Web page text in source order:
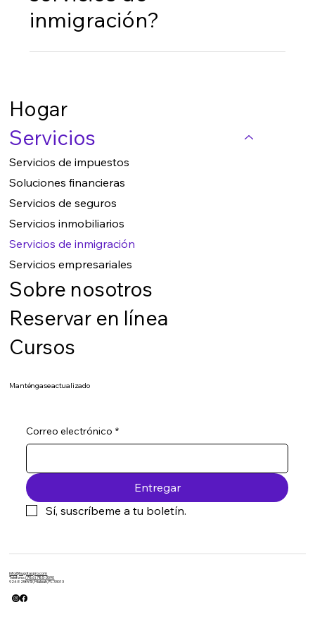
de inmigración.
inmigración?
Nuestros honorarios varían según la
presupuesto detallado durante su consulta.
Hogar
Servicios
Servicios de impuestos
Soluciones financieras
Servicios de seguros
Servicios inmobiliarios
Servicios de inmigración
Servicios empresariales
Sobre nosotros
Reservar en línea
Cursos
Manténgase actualizado
Correo electrónico *
Entregar
Sí, suscríbeme a tu boletín.
info@hugotaxpro.com
Teléfono:(786) 785-3090
924 E 25th St, Hialeah, FL 33013